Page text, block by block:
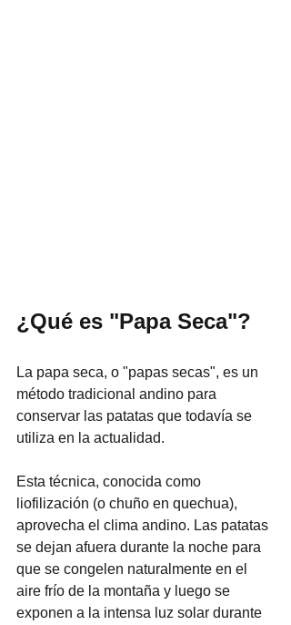
¿Qué es "Papa Seca"?
La papa seca, o "papas secas", es un
método tradicional andino para
conservar las patatas que todavía se
utiliza en la actualidad.
Esta técnica, conocida como
liofilización (o chuño en quechua),
aprovecha el clima andino. Las patatas
se dejan afuera durante la noche para
que se congelen naturalmente en el
aire frío de la montaña y luego se
exponen a la intensa luz solar durante